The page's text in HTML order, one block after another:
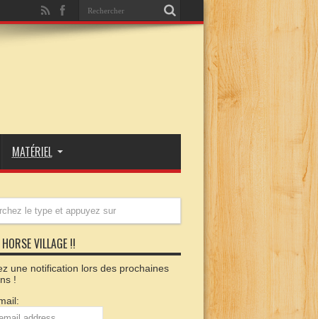
MATÉRIEL
VILLAGE !!
une notification lors des prochaines
!